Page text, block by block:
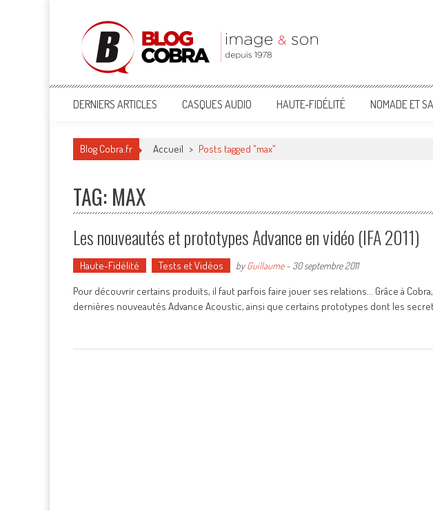
Blog Cobra
Toute l'actu Image & Son !
DERNIERS ARTICLES CASQUES AUDIO HAUTE-FIDÉLITÉ NOMADE ET
Blog Cobra.fr Accueil > Posts tagged "max"
TAG: MAX
Les nouveautés et prototypes Advance en vidéo (IFA 2011)
Haute-Fidélité Tests et Vidéos byGuillaume- 30 septembre 2011
Pour découvrir certains produits, il faut parfois faire jouer ses relations... Grâce à
dernières nouveautés Advance Acoustic, ainsi que certains prototypes dont les